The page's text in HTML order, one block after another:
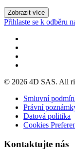
Zobrazit více
Přihlaste se k odběru
© 2026 4D SAS. All
Smluvní
Právní
Datová politika
Cookies
Kontaktujte nás